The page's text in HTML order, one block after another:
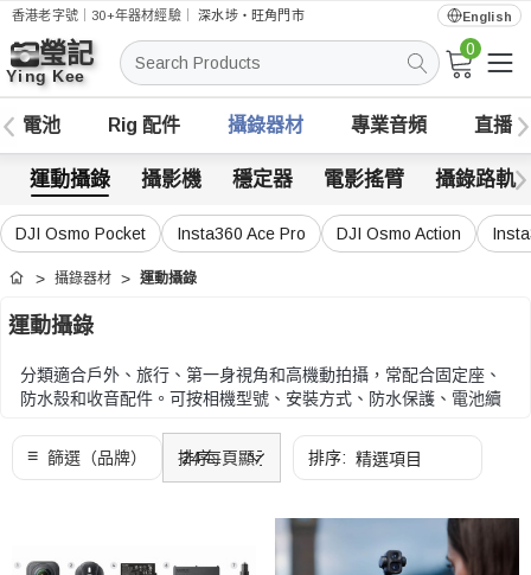
香港老字號｜30+年器材經驗｜深水埗・旺角門市 English
搜
索
0
電池 Rig 配件 攝錄器材 專業音頻 直播
運動攝錄 攝影機 穩定器 電影搖臂 攝錄路軌
DJI Osmo Pocket Insta360 Ace Pro DJI Osmo Action
首頁 攝錄器材 運動攝錄
運動攝錄
分類適合戶外、旅行、第一身視角和高機動拍攝，常配合固定座、
防水殼和收音配件。可按相機型號、安裝方式、防水保護、電池續
可按相機型號、安裝方式、防水保護、電池續航和外出收納需要比
較。